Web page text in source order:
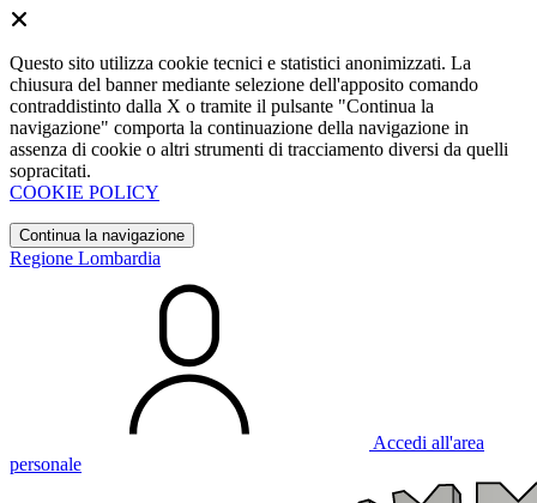
Questo sito utilizza cookie tecnici e statistici anonimizzati. La
chiusura del banner mediante selezione dell'apposito comando
contraddistinto dalla X o tramite il pulsante "Continua la
navigazione" comporta la continuazione della navigazione in
assenza di cookie o altri strumenti di tracciamento diversi da quelli
sopracitati.
COOKIE POLICY
Continua la navigazione
Regione Lombardia
Accedi all'area
personale